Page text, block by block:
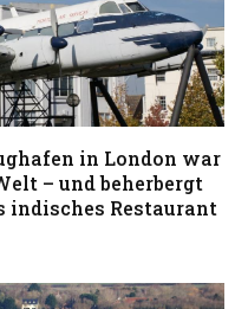
in London war
– und beherbergt
indisches Restaurant